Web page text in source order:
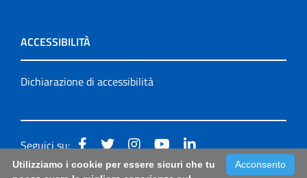
ACCESSIBILITÀ
Dichiarazione di accessibilità
Seguici su:
Acconsento
Utilizziamo i cookie per essere sicuri che tu